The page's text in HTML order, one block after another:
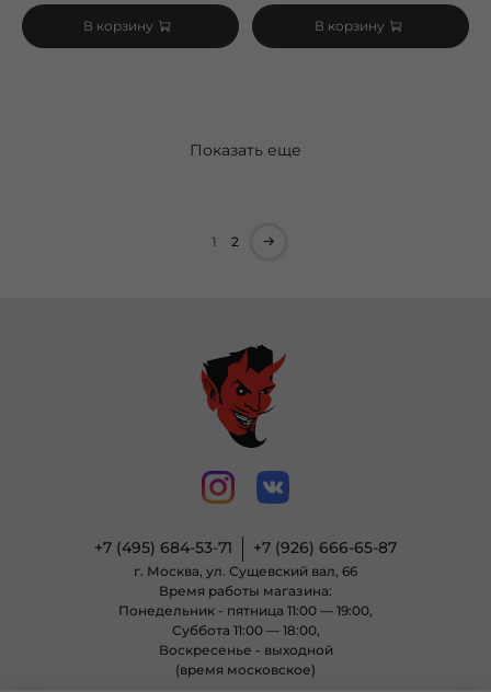
В корзину В корзину
Показать еще
1 2
+7 (495) 684-53-71 +7 (926) 666-65-87
г. Москва, ул. Сущевский вал, 66
Время работы магазина:
Понедельник - пятница 11:00 — 19:00,
Суббота 11:00 — 18:00,
Воскресенье - выходной
(время московское)